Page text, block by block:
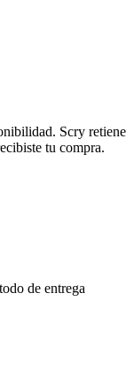
Scry retiene
tu compra.
de entrega